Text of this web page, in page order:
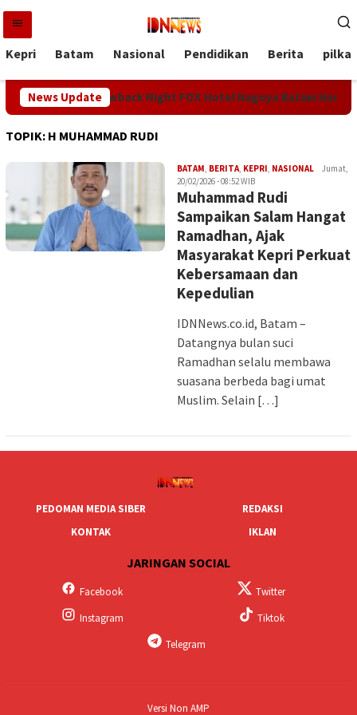
Loncat
konten
Kepri Batam Nasional Pendidikan Berita
News Update
HUT RI, Throwback Night FOX Hotel Nagoya Batam
TOPIK: H MUHAMMAD RUDI
BATAM, BERITA, KEPRI, NASIONALImanJumat,
20/02/2026 - 08:52 WIB
Muhammad Rudi
Sampaikan Salam Hangat
Ramadhan, Ajak
Masyarakat Kepri Perkuat
Kebersamaan dan
Kepedulian
IDNNews.co.id, Batam –
Datangnya bulan suci
Ramadhan selalu membawa
suasana berbeda bagi umat
Muslim. Selain […]
PEDOMAN MEDIA SIBER
REDAKSI
KONTAK
IKLAN
JARINGAN SOCIAL
Facebook
Twitter
Instagram
Tiktok
Telegram
Versi Non AMP